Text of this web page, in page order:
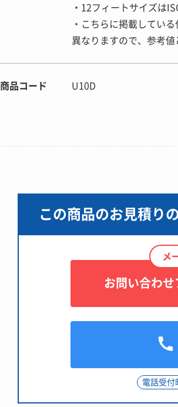
・12フィートサイズは
・こちらに掲載してい
異なりますので、参考値
商品コード U10D
この商品のお見積り
メ
お問い合わ
電話受付